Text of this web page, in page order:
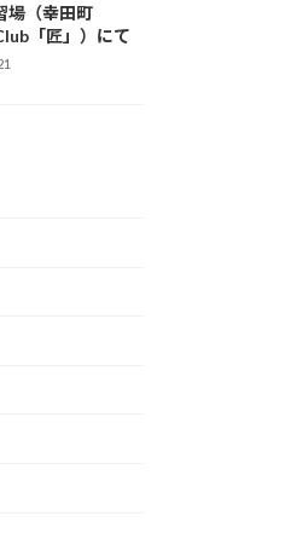
場（幸田町
「匠」）にて